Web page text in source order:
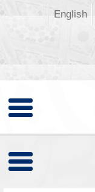
English